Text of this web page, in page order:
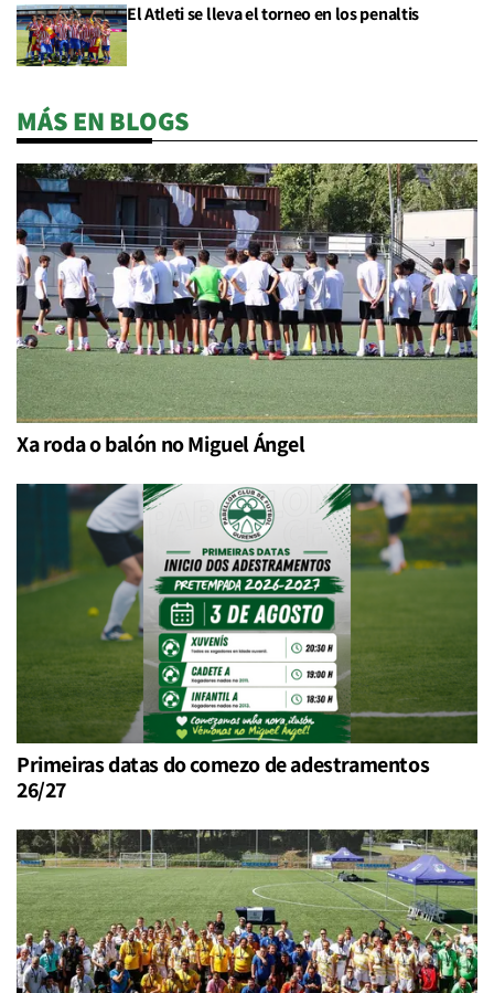
El Atleti se lleva el torneo en los penaltis
MÁS EN BLOGS
Xa roda o balón no Miguel Ángel
Primeiras datas do comezo de adestramentos
26/27